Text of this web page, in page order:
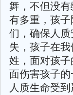
舞，不但没
有多重，孩
们，确保人
失，孩子在
姓，面对孩
面伤害孩子
人质生命受